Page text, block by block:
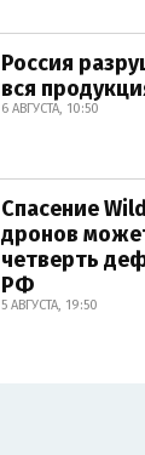
Россия
вся
6 АВГУСТА, 10:50
Спасение
дронов
четверть
РФ
5 АВГУСТА, 19:50